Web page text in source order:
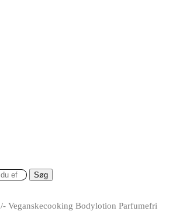
Søg
/- Veganskecooking Bodylotion Parfumefri